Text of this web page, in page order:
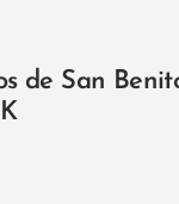
de San